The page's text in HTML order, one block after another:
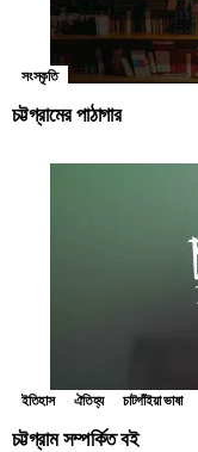
সংস্কৃতি
চট্টগ্রামের পাঠাগার
ইতিহাস ঐতিহ্য চাটগাঁইয়া ভাষা
চট্টগ্রাম সম্পর্কিত বই